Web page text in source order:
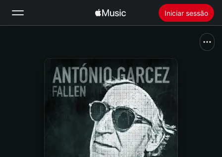
Iniciar sessão
Novidades
Instale a Apple Music